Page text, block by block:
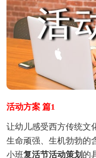
活动方案 篇1
让幼儿感受西方传统文
生命顽强、生机勃勃的
小班复活节活动策划 的